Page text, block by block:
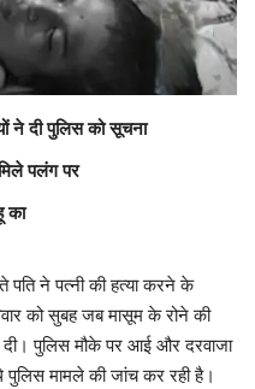
ने दी पुलिस को सूचना
पलंग पर
का
ने पत्नी की हत्या करने के
को सुबह जब मासूम के रोने की
पुलिस मौके पर आई और दरवाजा
पुलिस मामले की जांच कर रही है।